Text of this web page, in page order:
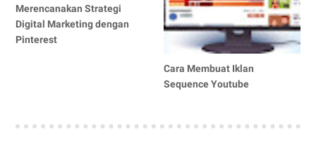
Merencanakan Strategi
Digital Marketing dengan
Pinterest
Cara Membuat Iklan
Sequence Youtube